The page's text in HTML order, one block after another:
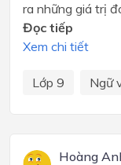
ra những giá trị
Đọc tiếp
Xem chi tiết
Lớp 9 Ngữ
Hoàng